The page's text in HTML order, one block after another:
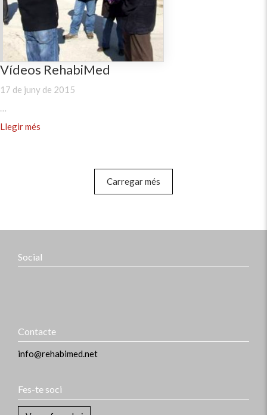
Vídeos RehabiMed
17 de juny de 2015
…
Llegir més
Carregar més
Social
Contacte
info@rehabimed.net
Fes-te soci